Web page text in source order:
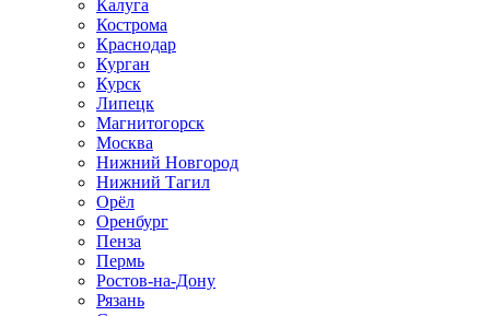
Калуга
Кострома
Краснодар
Курган
Курск
Липецк
Магнитогорск
Москва
Нижний Новгород
Нижний Тагил
Орёл
Оренбург
Пенза
Пермь
Ростов‑на‑Дону
Рязань